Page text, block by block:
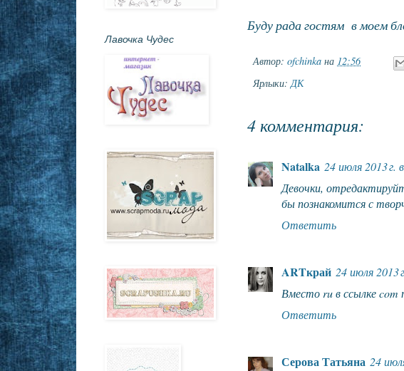
Буду рада гостям в моем
Автор: ofchinka на 12:56
Ярлыки: ДК
4 комментария:
Natalka 24 июля 2013 г.
Девочки,
бы познакомится с
Ответить
ARTкрай 24 июля 2013
Вместо ru в ссылке com
Ответить
Серова Татьяна 24
Лавочка Чудес